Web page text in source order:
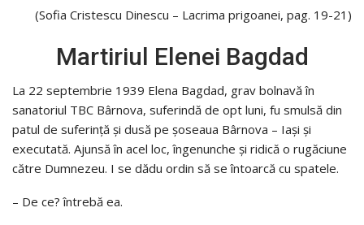
(Sofia Cristescu Dinescu – Lacrima prigoanei, pag. 19-21)
Martiriul Elenei Bagdad
La 22 septembrie 1939 Elena Bagdad, grav bolnavă în
sanatoriul TBC Bârnova, suferindă de opt luni, fu smulsă din
patul de suferinţă şi dusă pe şoseaua Bârnova – Iaşi şi
executată. Ajunsă în acel loc, îngenunche şi ridică o rugăciune
către Dumnezeu. I se dădu ordin să se întoarcă cu spatele.
– De ce? întrebă ea.